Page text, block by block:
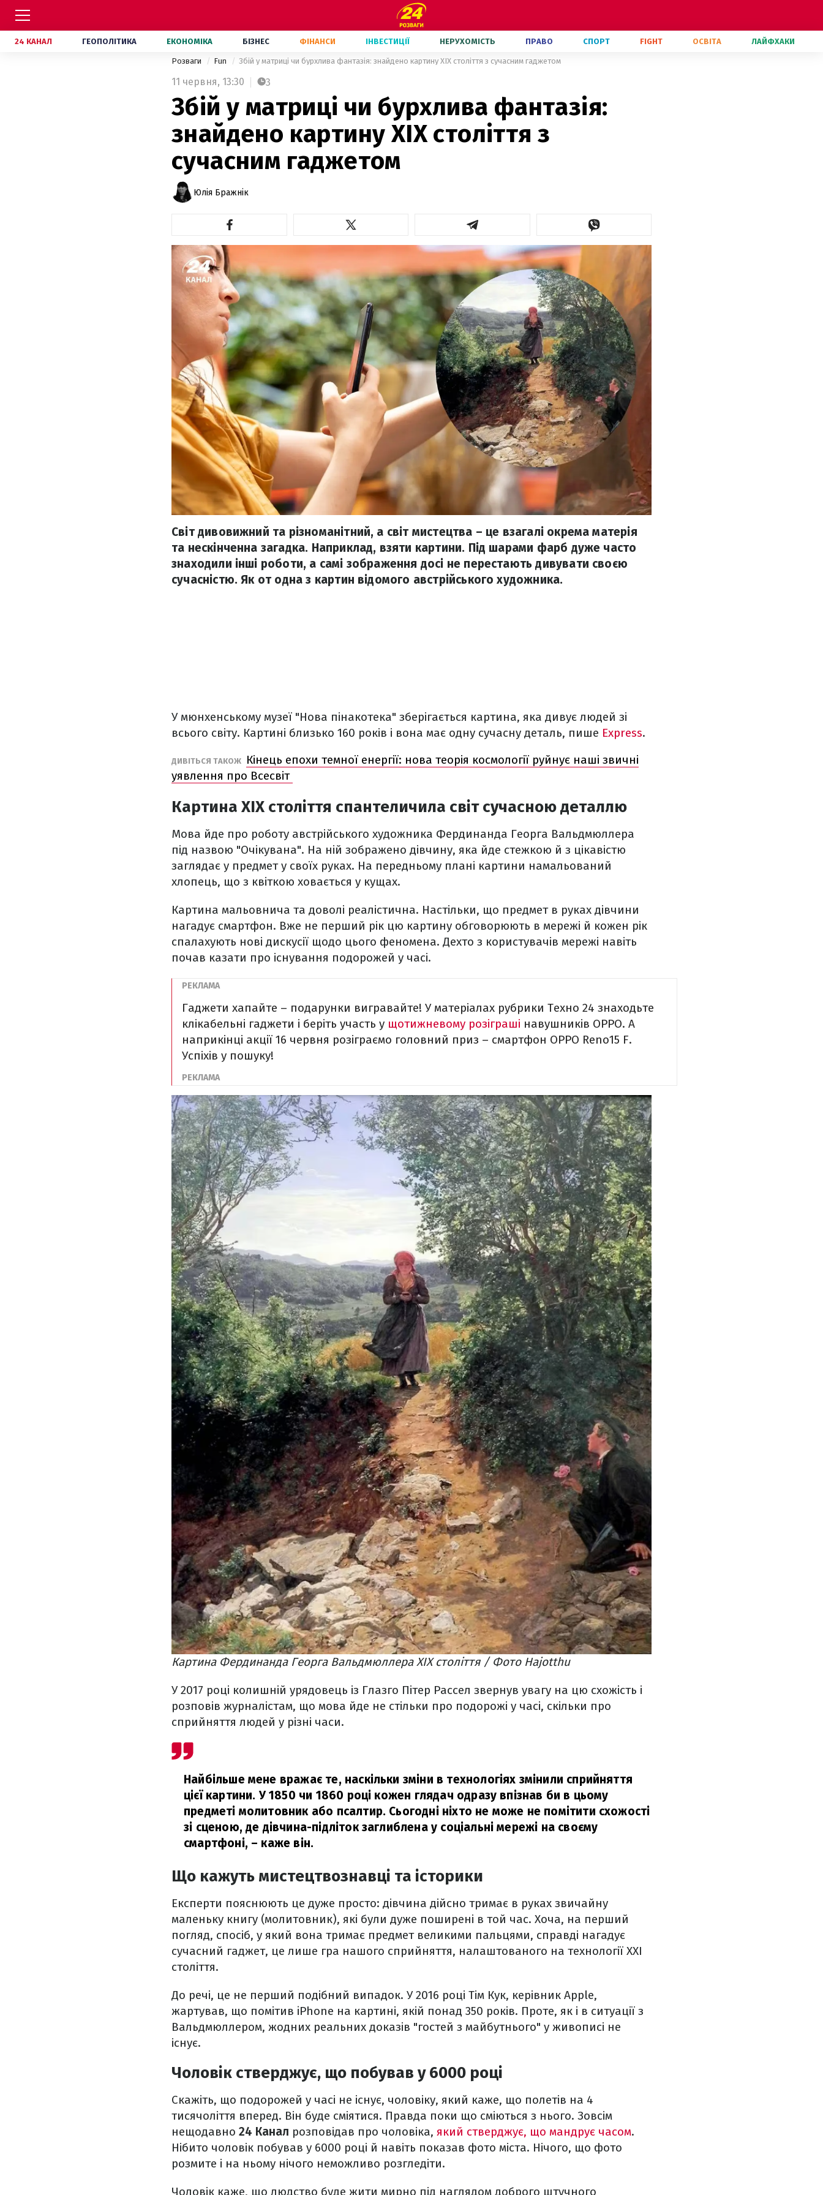
24 КАНАЛ ГЕОПОЛІТИКА ЕКОНОМІКА БІЗНЕС ФІНАНСИ ІНВЕСТИЦІЇ НЕРУХОМІСТЬ ПРАВО СПОРТ FIGHT ОСВІТА ЛАЙФХАКИ
Розваги Fun Збій у матриці чи бурхлива фантазія: знайдено картину XIX століття з сучасним гаджетом
11 червня, 13:30 3
Збій у матриці чи бурхлива фантазія:
знайдено картину XIX століття з
сучасним гаджетом
Юлія Бражнік
Світ дивовижний та різноманітний, а світ мистецтва – це взагалі окрема матерія
та нескінченна загадка. Наприклад, взяти картини. Під шарами фарб дуже часто
знаходили інші роботи, а самі зображення досі не перестають дивувати своєю
сучасністю. Як от одна з картин відомого австрійського художника.
У мюнхенському музеї "Нова пінакотека" зберігається картина, яка дивує людей зі
всього світу. Картині близько 160 років і вона має одну сучасну деталь, пише Express.
ДИВІТЬСЯ ТАКОЖ
Кінець епохи темної енергії: нова теорія космології руйнує наші звичні
уявлення про Всесвіт
Картина XIX століття спантеличила світ сучасною деталлю
Мова йде про роботу австрійського художника Фердинанда Георга Вальдмюллера
під назвою "Очікувана". На ній зображено дівчину, яка йде стежкою й з цікавістю
заглядає у предмет у своїх руках. На передньому плані картини намальований
хлопець, що з квіткою ховається у кущах.
Картина мальовнича та доволі реалістична. Настільки, що предмет в руках дівчини
нагадує смартфон. Вже не перший рік цю картину обговорюють в мережі й кожен рік
спалахують нові дискусії щодо цього феномена. Дехто з користувачів мережі навіть
почав казати про існування подорожей у часі.
Гаджети хапайте – подарунки вигравайте! У матеріалах рубрики Техно 24 знаходьте
клікабельні гаджети і беріть участь у щотижневому розіграші навушників OPPO. А
наприкінці акції 16 червня розіграємо головний приз – смартфон OPPO Reno15 F.
Успіхів у пошуку!
Картина Фердинанда Георга Вальдмюллера XIX століття / Фото Hajotthu
У 2017 році колишній урядовець із Глазго Пітер Рассел звернув увагу на цю схожість і
розповів журналістам, що мова йде не стільки про подорожі у часі, скільки про
сприйняття людей у різні часи.
Найбільше мене вражає те, наскільки зміни в технологіях змінили сприйняття
цієї картини. У 1850 чи 1860 році кожен глядач одразу впізнав би в цьому
предметі молитовник або псалтир. Сьогодні ніхто не може не помітити схожості
зі сценою, де дівчина-підліток заглиблена у соціальні мережі на своєму
смартфоні, – каже він.
Що кажуть мистецтвознавці та історики
Експерти пояснюють це дуже просто: дівчина дійсно тримає в руках звичайну
маленьку книгу (молитовник), які були дуже поширені в той час. Хоча, на перший
погляд, спосіб, у який вона тримає предмет великими пальцями, справді нагадує
сучасний гаджет, це лише гра нашого сприйняття, налаштованого на технології XXI
століття.
До речі, це не перший подібний випадок. У 2016 році Тім Кук, керівник Apple,
жартував, що помітив iPhone на картині, якій понад 350 років. Проте, як і в ситуації з
Вальдмюллером, жодних реальних доказів "гостей з майбутнього" у живописі не
існує.
Чоловік стверджує, що побував у 6000 році
Скажіть, що подорожей у часі не існує, чоловіку, який каже, що полетів на 4
тисячоліття вперед. Він буде сміятися. Правда поки що сміються з нього. Зовсім
нещодавно 24 Канал розповідав про чоловіка, який стверджує, що мандрує часом.
Нібито чоловік побував у 6000 році й навіть показав фото міста. Нічого, що фото
розмите і на ньому нічого неможливо розгледіти.
Чоловік каже, що людство буде жити мирно під наглядом доброго штучного